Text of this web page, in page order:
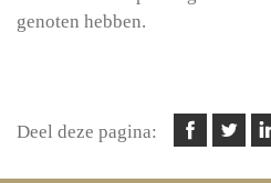
genoten hebben.
Deel deze pagina: